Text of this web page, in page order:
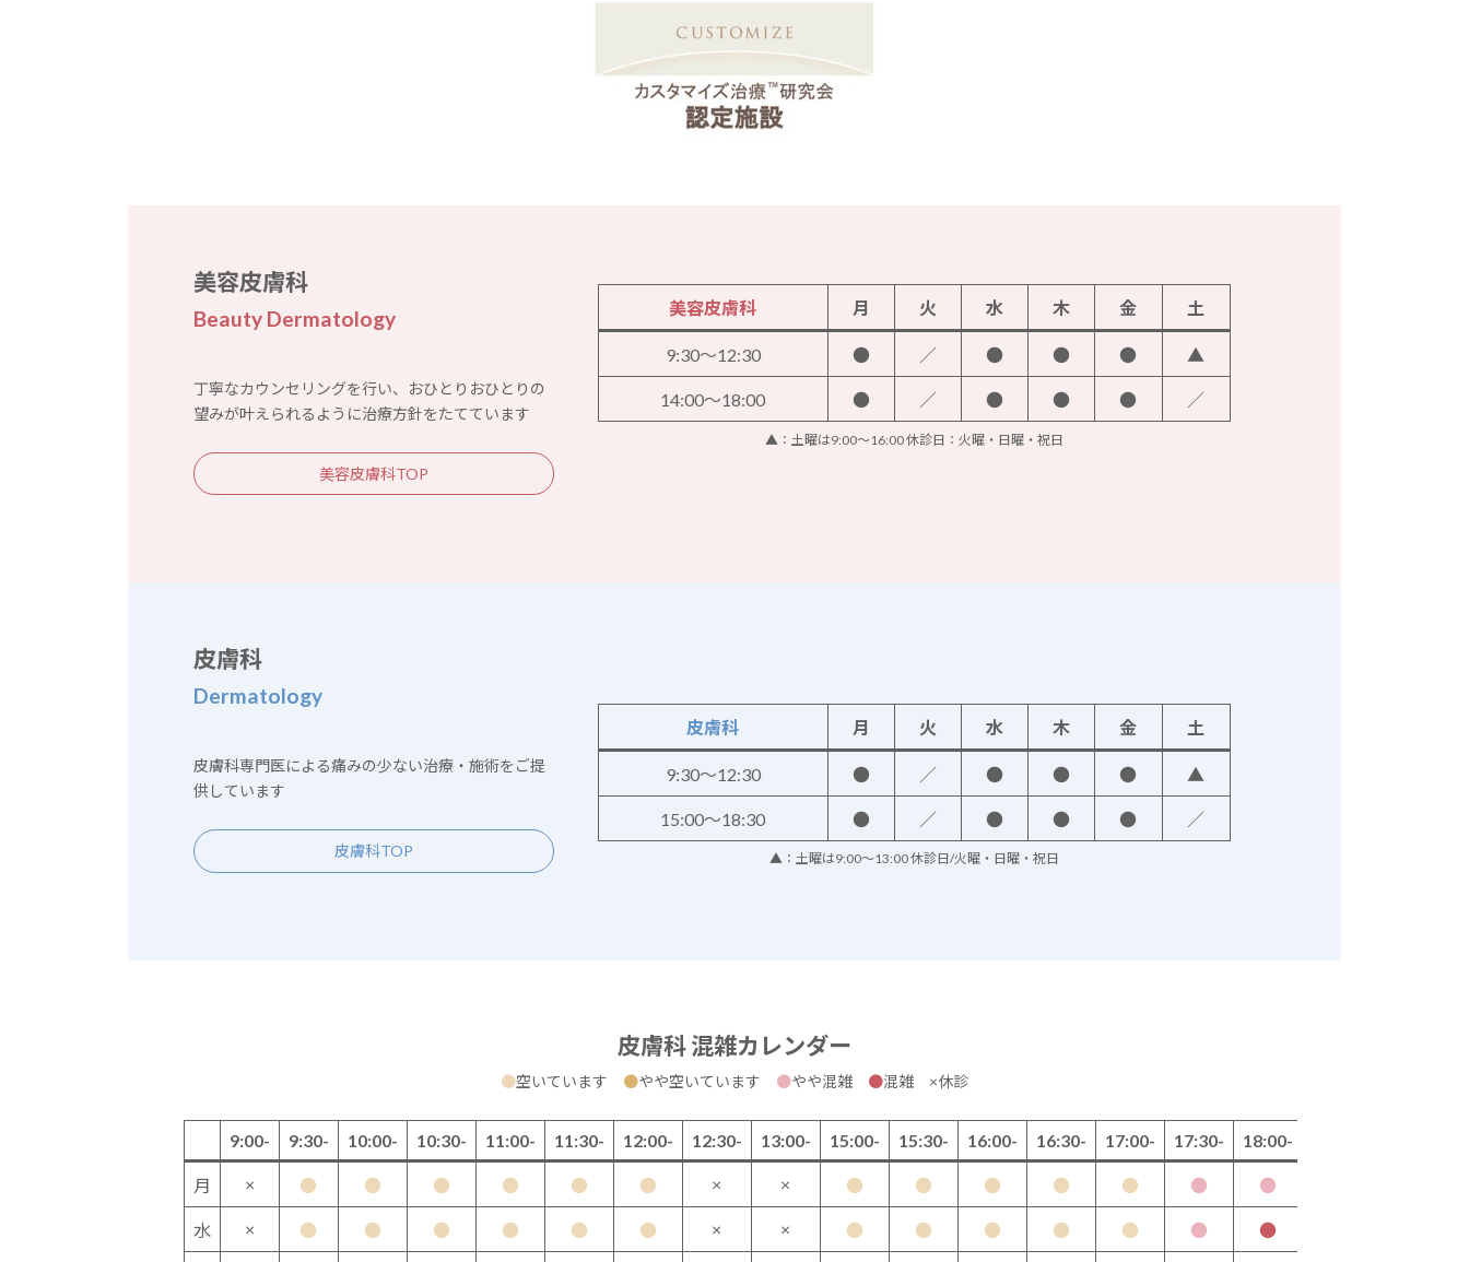
美容皮膚科
Beauty Dermatology
丁寧なカウンセリングを行い、おひとりおひとりの
望みが叶えられるように治療方針をたてています
美容皮膚科TOP
美容皮膚科 月 火 水 木 金 土
9:30～12:30 ● ／ ● ● ● ▲
14:00～18:00 ● ／ ● ● ● ／
▲：土曜は9:00～16:00 休診日：火曜・日曜・祝日
皮膚科
Dermatology
皮膚科専門医による痛みの少ない治療・施術をご提
供しています
皮膚科TOP
皮膚科 月 火 水 木 金 土
9:30～12:30 ● ／ ● ● ● ▲
15:00～18:30 ● ／ ● ● ● ／
▲：土曜は9:00～13:00 休診日/火曜・日曜・祝日
皮膚科 混雑カレンダー
●空いています ●やや空いています ●やや混雑 ●混雑 ×休診
9:00- 9:30- 10:00- 10:30- 11:00- 11:30- 12:00- 12:30- 13:00- 15:00- 15:30- 16:00- 16:30- 17:00- 17:30- 18:00-
月 × ● ● ● ● ● ● × × ● ● ● ● ● ● ●
水 × ● ● ● ● ● ● × × ● ● ● ● ● ● ●